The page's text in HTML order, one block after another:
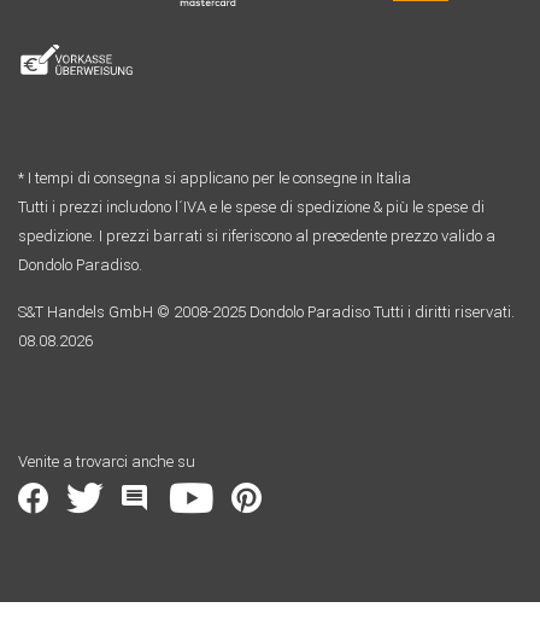
* I tempi di consegna si applicano per le consegne in Italia
Tutti i prezzi includono l´IVA e le spese di spedizione & più le spese di
spedizione. I prezzi barrati si riferiscono al precedente prezzo valido a
Dondolo Paradiso.
S&T Handels GmbH © 2008-2025 Dondolo Paradiso Tutti i diritti riservati.
08.08.2026
Venite a trovarci anche su